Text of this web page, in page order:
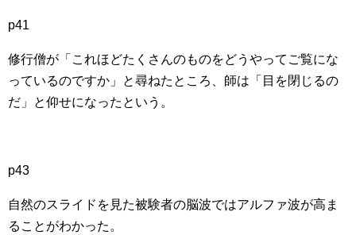
p41
修行僧が「これほどたくさんのものをどうやってご覧にな
っているのですか」と尋ねたところ、師は「目を閉じるの
だ」と仰せになったという。
p43
自然のスライドを見た被験者の脳波ではアルファ波が高ま
ることがわかった。